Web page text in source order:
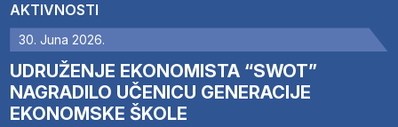
AKTIVNOSTI
30. Juna 2026.
UDRUŽENJE EKONOMISTA “SWOT”
NAGRADILO UČENICU GENERACIJE
EKONOMSKE ŠKOLE